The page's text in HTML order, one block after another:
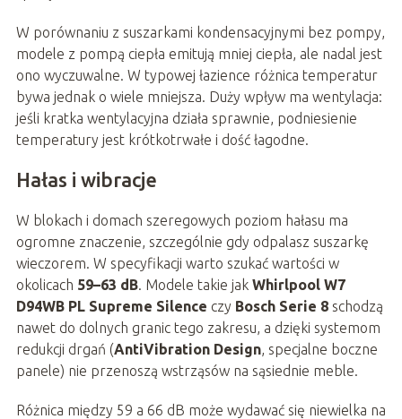
W porównaniu z suszarkami kondensacyjnymi bez pompy,
modele z pompą ciepła emitują mniej ciepła, ale nadal jest
ono wyczuwalne. W typowej łazience różnica temperatur
bywa jednak o wiele mniejsza. Duży wpływ ma wentylacja:
jeśli kratka wentylacyjna działa sprawnie, podniesienie
temperatury jest krótkotrwałe i dość łagodne.
Hałas i wibracje
W blokach i domach szeregowych poziom hałasu ma
ogromne znaczenie, szczególnie gdy odpalasz suszarkę
wieczorem. W specyfikacji warto szukać wartości w
okolicach 59–63 dB. Modele takie jak Whirlpool W7
D94WB PL Supreme Silence czy Bosch Serie 8schodzą
nawet do dolnych granic tego zakresu, a dzięki systemom
redukcji drgań (AntiVibration Design, specjalne boczne
panele) nie przenoszą wstrząsów na sąsiednie meble.
Różnica między 59 a 66 dB może wydawać się niewielka na